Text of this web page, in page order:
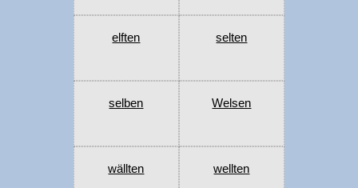
elften selten
selben Welsen
wällten wellten